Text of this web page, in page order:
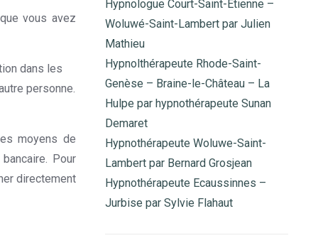
vous avez
dans les
personne.
moyens de
Pour
directement
Hypnologue Court-Saint-Etienne –
Woluwé-Saint-Lambert par Julien
Mathieu
Hypnolthérapeute Rhode-Saint-
Genèse – Braine-le-Château – La
Hulpe par hypnothérapeute Sunan
Demaret
Hypnothérapeute Woluwe-Saint-
Lambert par Bernard Grosjean
Hypnothérapeute Ecaussinnes –
Jurbise par Sylvie Flahaut